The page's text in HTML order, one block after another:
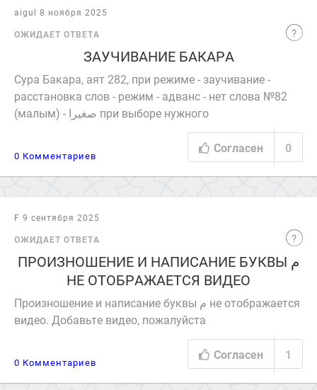
aigul 8 ноября 2025
ОЖИДАЕТ ОТВЕТА
ЗАУЧИВАНИЕ БАКАРА
Сура Бакара, аят 282, при режиме - заучивание -
расстановка слов - режим - адванс - нет слова №82
(малым) - صغيرا при выборе нужного
0 Комментариев
Согласен 0
F 9 сентября 2025
ОЖИДАЕТ ОТВЕТА
ПРОИЗНОШЕНИЕ И НАПИСАНИЕ БУКВЫ ‎م‎
НЕ ОТОБРАЖАЕТСЯ ВИДЕО
Произношение и написание буквы ‎م‎ не отображается
видео. Добавьте видео, пожалуйста
0 Комментариев
Согласен 1